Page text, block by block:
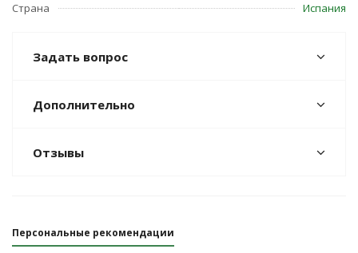
Страна
Испания
Задать вопрос
Дополнительно
Отзывы
Персональные рекомендации